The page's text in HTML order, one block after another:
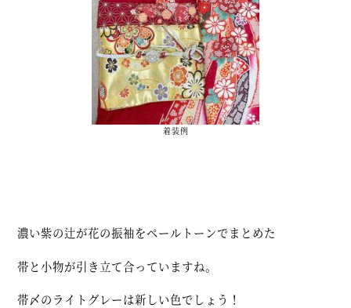
着装例
濃い紫の辻が花の振袖をペールトーンでまとめた
帯と小物が引き立て合っていますね。
帯〆のライトグレーは新しい色でしょう！